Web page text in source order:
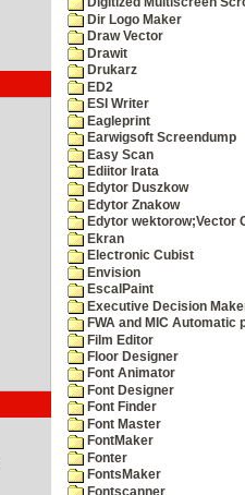
Digitized Multiscreen
Dir Logo Maker
Draw Vector
Drawit
Drukarz
ED2
ESI Writer
Eagleprint
Earwigsoft Screendump
Easy Scan
Ediitor Irata
Edytor Duszkow
Edytor Znakow
Edytor wektorow;Vector
Ekran
Electronic Cubist
Envision
EscalPaint
Executive Decision
FWA and MIC
Film Editor
Floor Designer
Font Animator
Font Designer
Font Finder
Font Master
FontMaker
Fonter
FontsMaker
Fontscanner